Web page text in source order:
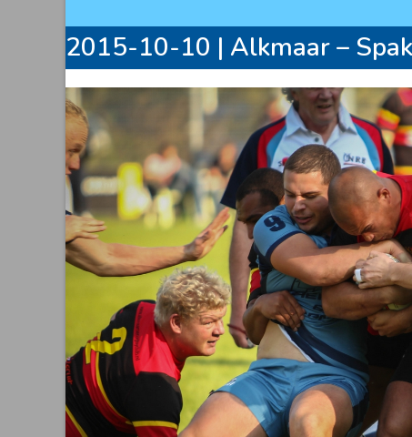
2015-10-10 | Alkmaar –